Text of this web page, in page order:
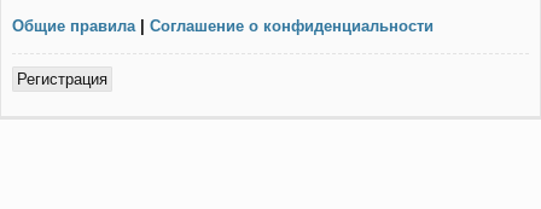
Общие правила| Соглашение о конфиденциальности
Регистрация